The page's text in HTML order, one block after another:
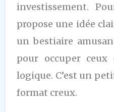
investissement.
propose une idée
un bestiaire
pour occuper ceux
logique. C’est un
format creux.